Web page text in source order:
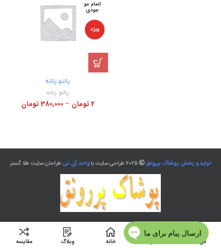
اتمام مو
جودی
ویژه
پالتو زنانه
پالتو زنانه
2 تومان –
380,000 تومان
تولید و پخش پوشاک پررونق 2025 طراحی سایت با واحد آی تیطراحان سایت طلا گستر
فروشگاه خانه وبلاگ مقایسه